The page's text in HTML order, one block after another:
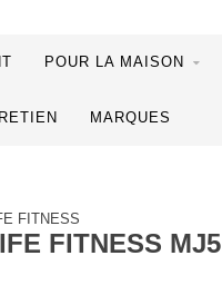
POUR LA MAISON
MARQUES
FITNESS
FITNESS MJ5